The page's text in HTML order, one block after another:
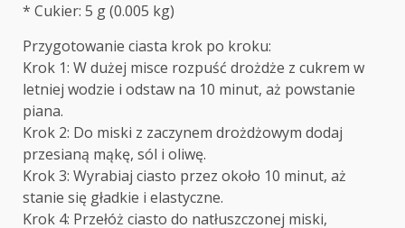
* Cukier: 5 g (0.005 kg)
Przygotowanie ciasta krok po kroku:
Krok 1: W dużej misce rozpuść drożdże z cukrem w
letniej wodzie i odstaw na 10 minut, aż powstanie
piana.
Krok 2: Do miski z zaczynem drożdżowym dodaj
przesianą mąkę, sól i oliwę.
Krok 3: Wyrabiaj ciasto przez około 10 minut, aż
stanie się gładkie i elastyczne.
Krok 4: Przełóż ciasto do natłuszczonej miski,